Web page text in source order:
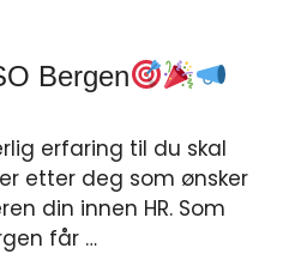
Bergen
erfaring til du skal
etter deg som ønsker
din innen HR. Som
får …